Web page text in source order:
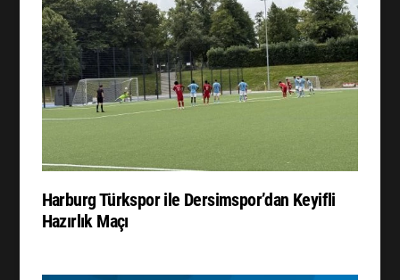
Harburg Türkspor ile Dersimspor’dan Keyifli
Hazırlık Maçı